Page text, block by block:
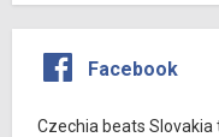
Facebook
Czechia beats